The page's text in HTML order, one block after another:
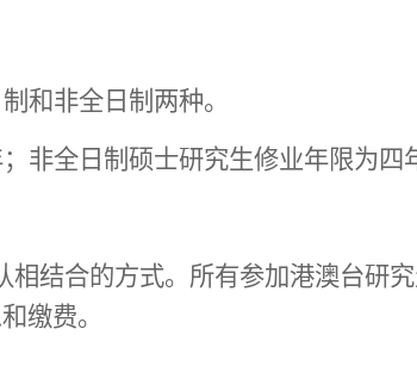
和非全日制两种。
非全日制硕士研究生修业年限为四
结合的方式。所有参加港澳台研
缴费。